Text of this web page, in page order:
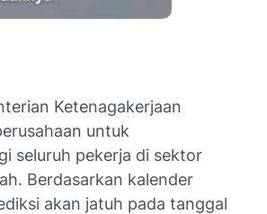
Ketenagakerjaan
untuk
seluruh pekerja di sektor
Berdasarkan kalender
akan jatuh pada tanggal